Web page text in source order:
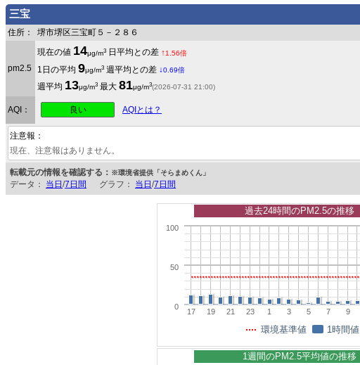
三宝
住所： 堺市堺区三宝町５－２８６
pm2.5
現在の値 14μg/m3 日平均との差 ↑1.56倍
1日の平均 9μg/m3 週平均との差 ↓0.69倍
週平均 13μg/m3 最大 81μg/m3(2026-07-31 21:00)
AQI： 良い AQIとは？
注意報：
現在、注意報はありません。
転載元の情報を確認する： ※環境省提供「そらまめくん」
データ： 当日 /7日間 グラフ： 当日 /7日間
17 19 21 23 1 3 5 7 9
0
50
100
過去24時間のPM2.5の推移
環境基準値 1時間値
1週間のPM2.5平均値の推移